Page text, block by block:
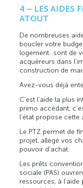
4 – LES AIDES
ATOUT
De nombreuses
boucler votre
logement…sont de
acquéreurs dans
construction de
Avez-vous déjà
C’est l’aide la plus
primo accédant,
l’état propose cette
Le PTZ permet de
projet, allège vos
pouvoir d’achat.
Les prêts
sociale (PAS)
ressources, à